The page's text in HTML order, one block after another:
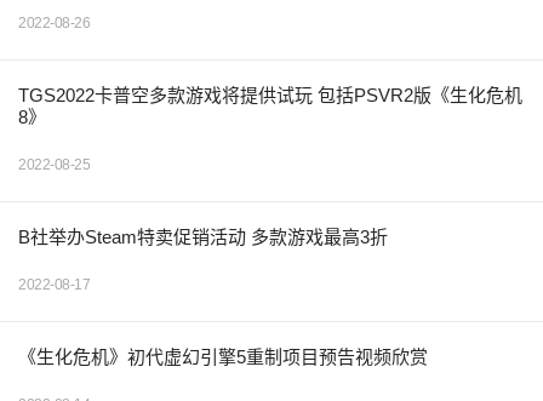
2022-08-26
TGS2022卡普空多款游戏将提供试玩 包括PSVR2版《生化危机
8》
2022-08-25
B社举办Steam特卖促销活动 多款游戏最高3折
2022-08-17
《生化危机》初代虚幻引擎5重制项目预告视频欣赏